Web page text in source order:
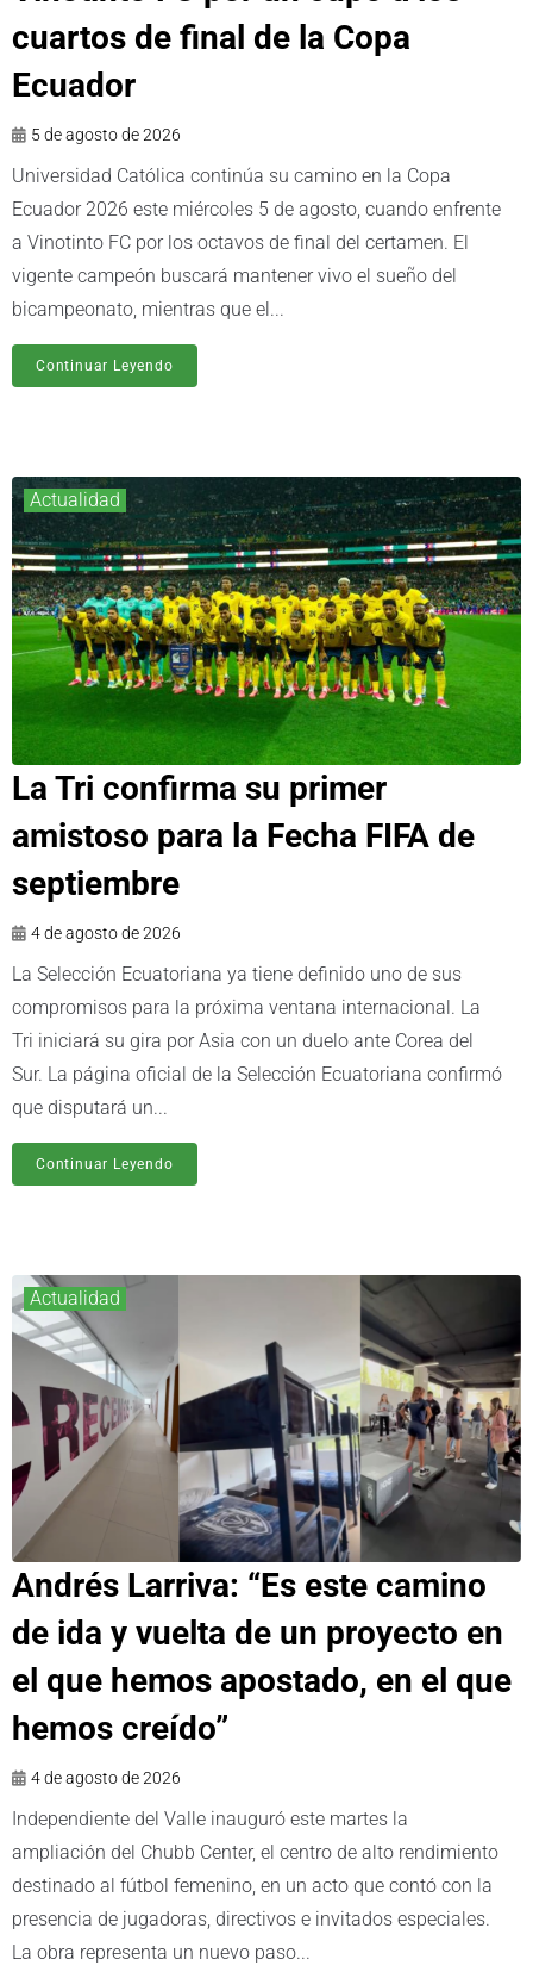
cuartos de final de la Copa
Ecuador
5 de agosto de 2026
Universidad Católica continúa su camino en la Copa
Ecuador 2026 este miércoles 5 de agosto, cuando enfrente
a Vinotinto FC por los octavos de final del certamen. El
vigente campeón buscará mantener vivo el sueño del
bicampeonato, mientras que el...
Continuar Leyendo
Actualidad
La Tri confirma su primer
amistoso para la Fecha FIFA de
septiembre
4 de agosto de 2026
La Selección Ecuatoriana ya tiene definido uno de sus
compromisos para la próxima ventana internacional. La
Tri iniciará su gira por Asia con un duelo ante Corea del
Sur. La página oficial de la Selección Ecuatoriana confirmó
que disputará un...
Continuar Leyendo
Actualidad
Andrés Larriva: “Es este camino
de ida y vuelta de un proyecto en
el que hemos apostado, en el que
hemos creído”
4 de agosto de 2026
Independiente del Valle inauguró este martes la
ampliación del Chubb Center, el centro de alto rendimiento
destinado al fútbol femenino, en un acto que contó con la
presencia de jugadoras, directivos e invitados especiales.
La obra representa un nuevo paso...